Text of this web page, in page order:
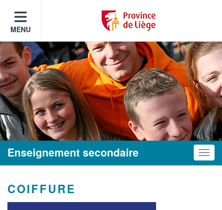
MENU
Enseignement secondaire
COIFFURE